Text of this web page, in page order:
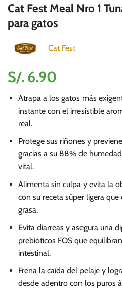
Cat Fest Meal Nro 1
para gatos
Cat Fest
S/. 6.90
Atrapa a los gatos más
instante con el irresistible
real.
Protege sus riñones y
gracias a su 88% de
vital.
Alimenta sin culpa y evita la
con su receta súper ligera
grasa.
Evita diarreas y asegura una
prebióticos FOS que
intestinal.
Frena la caída del pelaje y
desde adentro con los puros